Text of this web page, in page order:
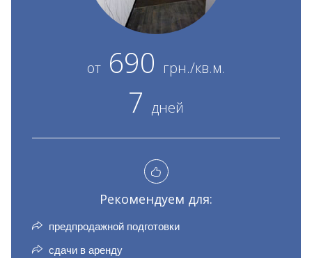
от 690 грн./кв.м.
7 дней
Рекомендуем для:
предпродажной подготовки
сдачи в аренду